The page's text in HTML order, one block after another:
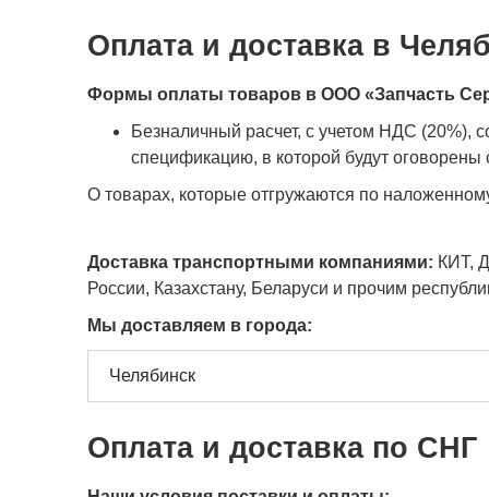
Оплата и доставка в
Формы оплаты товаров в ООО «Запчасть
Безналичный расчет, с учетом НДС (20%),
спецификацию, в которой будут оговорены
О товарах, которые отгружаются по
Доставка транспортными компаниями: КИТ,
России, Казахстану, Беларуси и прочим
Мы доставляем в города:
Оплата и доставка по СНГ